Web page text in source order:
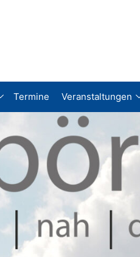
Termine Veranstaltungen